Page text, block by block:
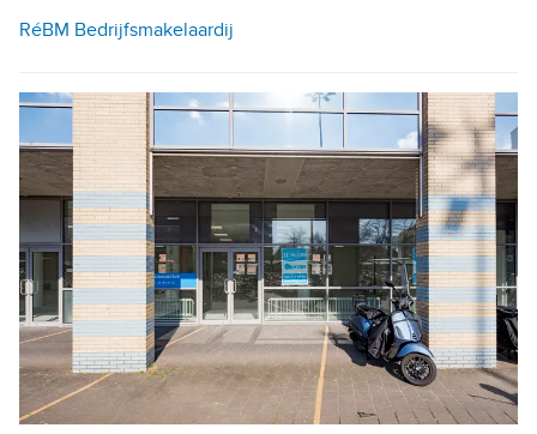
RéBM Bedrijfsmakelaardij